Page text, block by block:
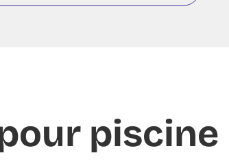
piscine